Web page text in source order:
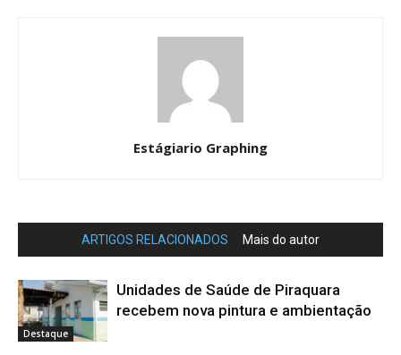
Estágiario Graphing
ARTIGOS RELACIONADOS Mais do autor
Destaque
Unidades de Saúde de Piraquara
recebem nova pintura e ambientação